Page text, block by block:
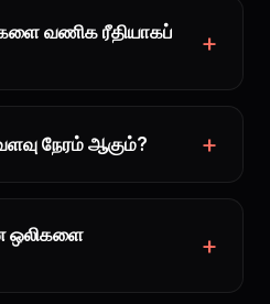
வணிக ரீதியாகப்
நேரம் ஆகும்?
ஒலிகளை